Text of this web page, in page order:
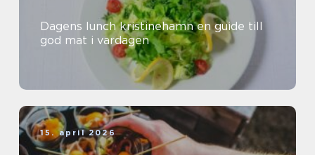
Dagens lunch kristinehamn en guide till
god mat i vardagen
15. april 2026